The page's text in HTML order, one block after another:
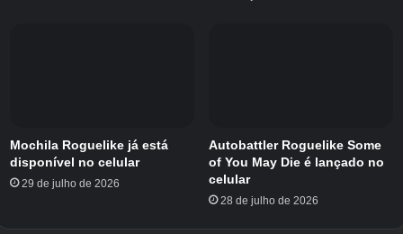
Anteriormente, tanto Haze Reverb quanto Elpis
aparentemente acabaram recebendo um
tratamento rude fora de seus lançamentos
Mochila Roguelike já está
disponível no celular
29 de julho de 2026
Autobattler Roguelike Some
of You May Die é lançado no
celular
28 de julho de 2026